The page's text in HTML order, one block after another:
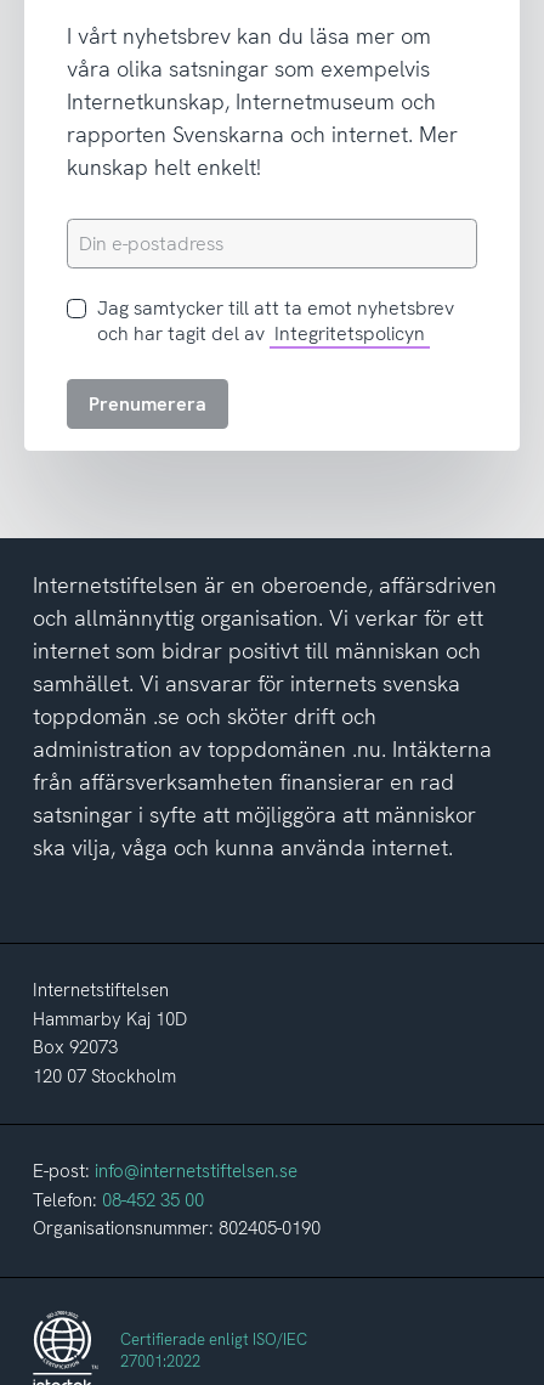
I vårt nyhetsbrev kan du läsa mer om
våra olika satsningar som exempelvis
Internetkunskap, Internetmuseum och
rapporten Svenskarna och internet. Mer
kunskap helt enkelt!
Din
e-
Jag
samtycker
att
del
av
integritetspolicyn
Jag samtycker till att ta emot nyhetsbrev
och har tagit del av Integritetspolicyn
Prenumerera
Internetstiftelsen är en oberoende, affärsdriven
och allmännyttig organisation. Vi verkar för ett
internet som bidrar positivt till människan och
samhället. Vi ansvarar för internets svenska
toppdomän .se och sköter drift och
administration av toppdomänen .nu. Intäkterna
från affärsverksamheten finansierar en rad
satsningar i syfte att möjliggöra att människor
ska vilja, våga och kunna använda internet.
Internetstiftelsen
Hammarby Kaj 10D
Box 92073
120 07 Stockholm
E-post: info@internetstiftelsen.se
Telefon: 08-452 35 00
Organisationsnummer: 802405-0190
Certifierade enligt ISO/IEC
27001:2022